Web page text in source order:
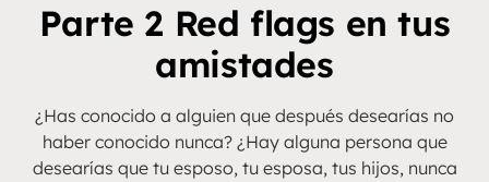
Parte 2 Red flags en tus
amistades
¿Has conocido a alguien que después desearías no
haber conocido nunca? ¿Hay alguna persona que
desearías que tu esposo, tu esposa, tus hijos, nunca